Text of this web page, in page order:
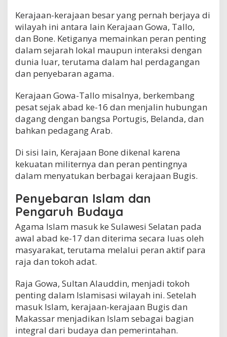
T
a
a
h
C
e
b
e
s
Kerajaan-kerajaan besar yang pernah berjaya di
wilayah ini antara lain Kerajaan Gowa, Tallo,
dan Bone. Ketiganya memainkan peran penting
dalam sejarah lokal maupun interaksi dengan
dunia luar, terutama dalam hal perdagangan
dan penyebaran agama.
Kerajaan Gowa-Tallo misalnya, berkembang
pesat sejak abad ke-16 dan menjalin hubungan
dagang dengan bangsa Portugis, Belanda, dan
bahkan pedagang Arab.
Di sisi lain, Kerajaan Bone dikenal karena
kekuatan militernya dan peran pentingnya
dalam menyatukan berbagai kerajaan Bugis.
Penyebaran Islam dan
Pengaruh Budaya
Agama Islam masuk ke Sulawesi Selatan pada
awal abad ke-17 dan diterima secara luas oleh
masyarakat, terutama melalui peran aktif para
raja dan tokoh adat.
Raja Gowa, Sultan Alauddin, menjadi tokoh
penting dalam Islamisasi wilayah ini. Setelah
masuk Islam, kerajaan-kerajaan Bugis dan
Makassar menjadikan Islam sebagai bagian
integral dari budaya dan pemerintahan.